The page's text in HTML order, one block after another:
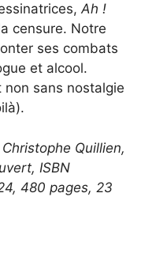
Ah !
censure. Notre
ses combats
et alcool.
non sans nostalgie
Quillien,
ISBN
480 pages, 23